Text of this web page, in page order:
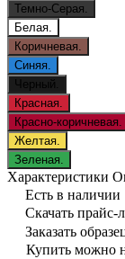
Темно-Серая.
Белая.
Коричневая.
Синяя.
Черный.
Красная.
Красно-коричневая.
Желтая.
Зеленая.
Характеристики
Есть в наличии
Скачать прайс-
Заказать
Купить можно